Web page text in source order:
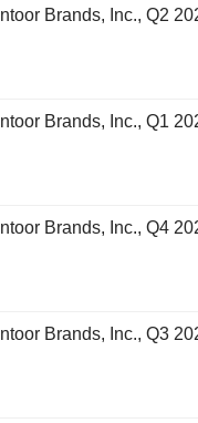
Brands, Inc., Q2
Brands, Inc., Q1
Brands, Inc., Q4
Brands, Inc., Q3